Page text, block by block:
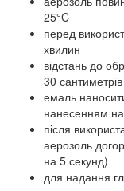
25°C
перед
хвилин
відстань до
30 сантиметрів
емаль
нанесенням
після
аерозоль
на 5 секунд)
для надання